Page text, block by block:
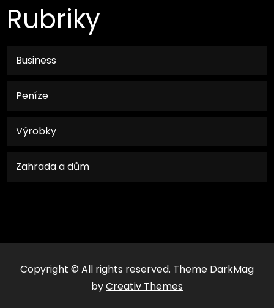
Rubriky
Business
Peníze
Výrobky
Zahrada a dům
Copyright © All rights reserved. Theme DarkMag
byCreativ Themes